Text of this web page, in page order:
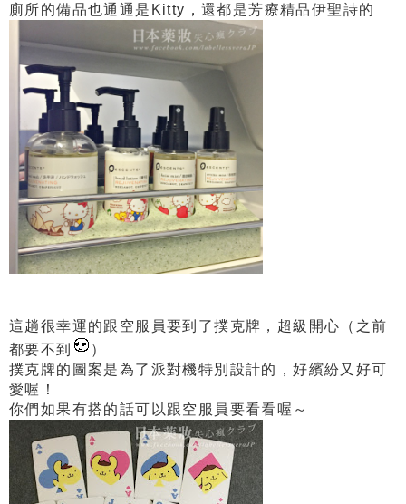
廁所的備品也通通是Kitty，還都是芳療精品伊聖詩的
這趟很幸運的跟空服員要到了撲克牌，超級開心（之前
都要不到
）
撲克牌的圖案是為了派對機特別設計的，好繽紛又好可
愛喔！
你們如果有搭的話可以跟空服員要看看喔～